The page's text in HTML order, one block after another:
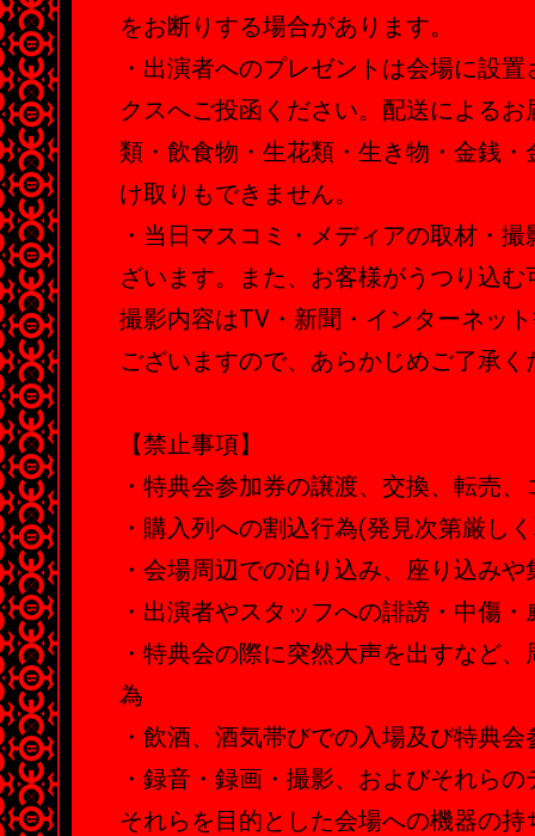
をお断りする場合があります。
・出演者へのプレゼントは会場に設
クスへご投函ください。配送による
類・飲食物・生花類・生き物・金銭
け取りもできません。
・当日マスコミ・メディアの取材・
ざいます。また、お客様がうつり込
撮影内容はTV・新聞・インターネッ
ございますので、あらかじめご了承く
【禁止事項】
・特典会参加券の譲渡、交換、転売
・購入列への割込行為(発見次第厳し
・会場周辺での泊り込み、座り込みや
・出演者やスタッフへの誹謗・中傷
・特典会の際に突然大声を出すなど
為
・飲酒、酒気帯びでの入場及び特典会
・録音・録画・撮影、およびそれら
それらを目的とした会場への機器の持